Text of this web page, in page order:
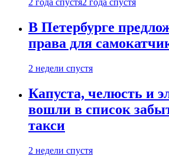
2 года спустя2 года спустя
В Петербурге
права для
2 недели спустя
Капуста, челюсть и
вошли в список
такси
2 недели спустя